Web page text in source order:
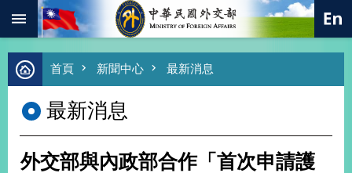
跳到主要內容區塊
進
階
尋
熱
首頁 新聞中心 最新消息
最新消息
外交部與內政部合作「首次申請護